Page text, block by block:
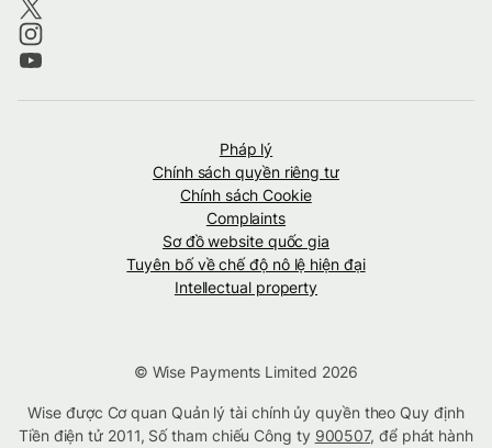
Pháp lý
Chính sách quyền riêng tư
Chính sách Cookie
Complaints
Sơ đồ website quốc gia
Tuyên bố về chế độ nô lệ hiện đại
Intellectual property
© Wise Payments Limited 2026
Wise được Cơ quan Quản lý tài chính ủy quyền theo Quy định
Tiền điện tử 2011, Số tham chiếu Công ty 900507, để phát hành